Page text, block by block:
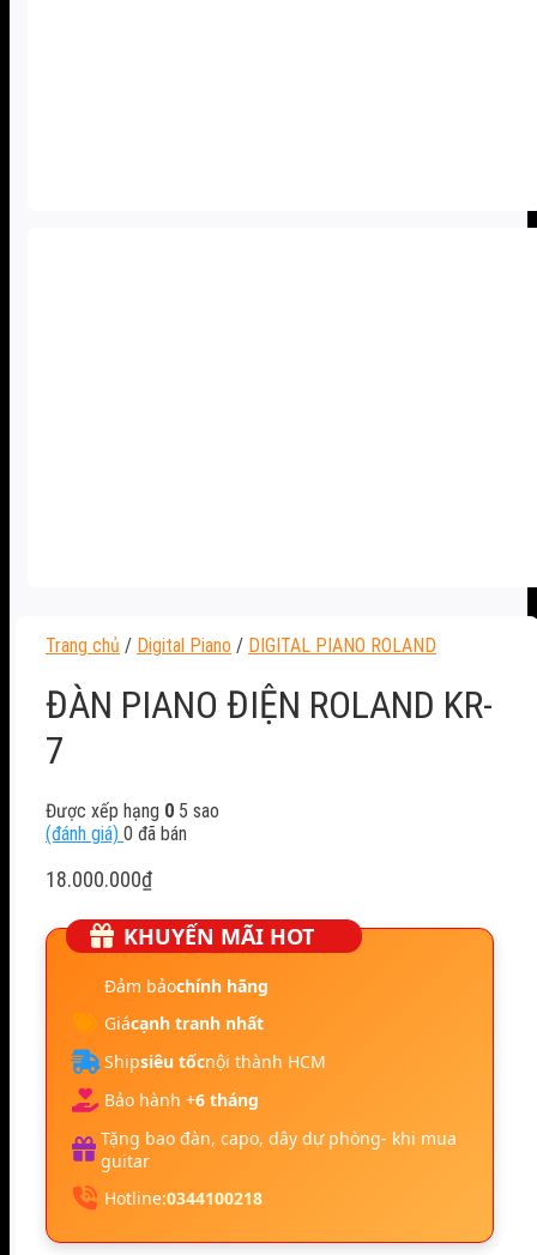
Trang chủ / Digital Piano / DIGITAL PIANO ROLAND
ĐÀN PIANO ĐIỆN ROLAND KR-
7
Được xếp hạng 0 5 sao
(đánh giá) 0 đã bán
18.000.000₫
KHUYẾN MÃI HOT
Đảm bảochính hãng
Giácạnh tranh nhất
Shipsiêu tốcnội thành HCM
Bảo hành +6 tháng
Tặng bao đàn, capo, dây dự phòng- khi mua
guitar
Hotline:0344100218